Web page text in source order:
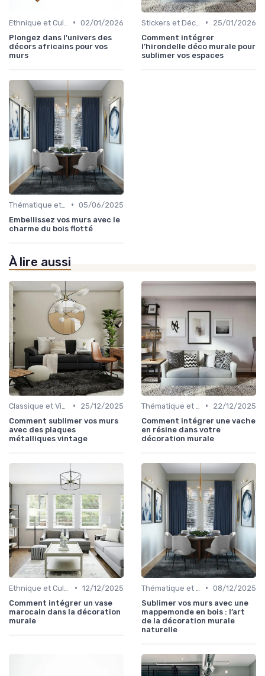
• 02/01/2026
Plongez dans l'univers des
décors africains pour vos
murs
•
25/01/2026
Comment intégrer
l’hirondelle déco murale pour
sublimer vos espaces
• 05/06/2025
Embellissez vos murs avec le
charme du bois flotté
À lire aussi
•
25/12/2025
Comment sublimer vos murs
avec des plaques
métalliques vintage
•
22/12/2025
Comment intégrer une vache
en résine dans votre
décoration murale
• 12/12/2025
Comment intégrer un vase
marocain dans la décoration
murale
• 08/12/2025
Sublimer vos murs avec une
mappemonde en bois : l’art
de la décoration murale
naturelle